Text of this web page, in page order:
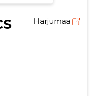
Harjumaa